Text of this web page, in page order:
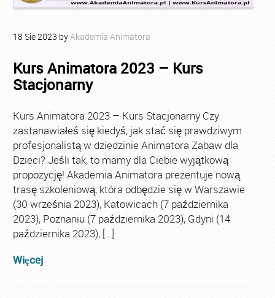
18 Sie2023 byAkademia Animatora
Kurs Animatora 2023 – Kurs
Stacjonarny
Kurs Animatora 2023 – Kurs Stacjonarny Czy
zastanawiałeś się kiedyś, jak stać się prawdziwym
profesjonalistą w dziedzinie Animatora Zabaw dla
Dzieci? Jeśli tak, to mamy dla Ciebie wyjątkową
propozycję! Akademia Animatora prezentuje nową
trasę szkoleniową, która odbędzie się w Warszawie
(30 września 2023), Katowicach (7 października
2023), Poznaniu (7 października 2023), Gdyni (14
października 2023), […]
Więcej